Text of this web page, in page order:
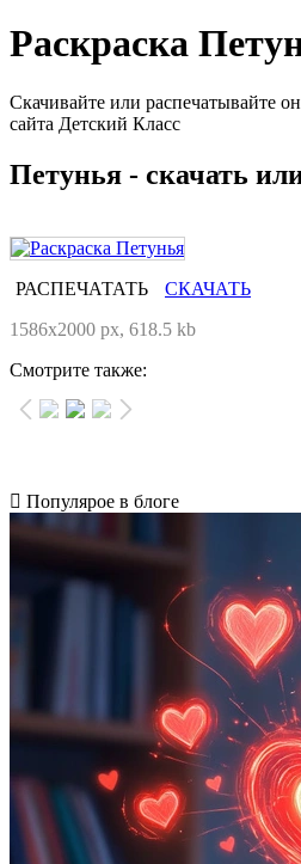
Раскраска
Скачивайте или распечатывайте
сайта Детский Класс
Петунья - скачать
РАСПЕЧАТАТЬ
СКАЧАТЬ
1586x2000 px, 618.5 kb
Смотрите также:
Популярое в блоге